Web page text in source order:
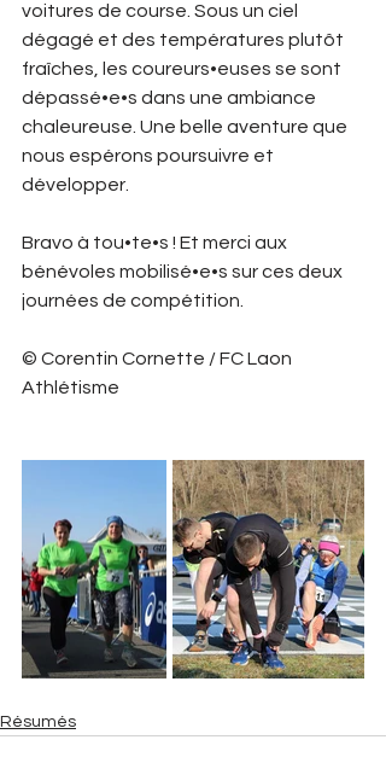
voitures de course. Sous un ciel
dégagé et des températures plutôt
fraîches, les coureurs•euses se sont
dépassé•e•s dans une ambiance
chaleureuse. Une belle aventure que
nous espérons poursuivre et
développer.
Bravo à tou•te•s ! Et merci aux
bénévoles mobilisé•e•s sur ces deux
journées de compétition.
© Corentin Cornette / FC Laon
Athlétisme
Résumés